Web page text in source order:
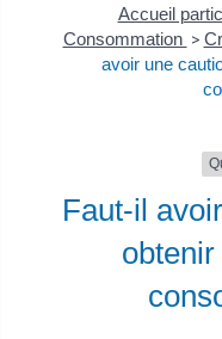
Accueil
Consommation >
avoir une
Faut-il